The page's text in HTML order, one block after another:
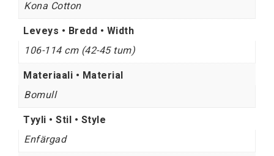
Kona Cotton
Leveys • Bredd • Width
106-114 cm (42-45 tum)
Materiaali • Material
Bomull
Tyyli • Stil • Style
Enfärgad